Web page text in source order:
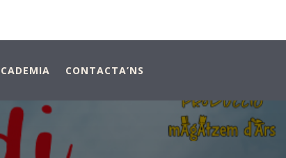
CONTACTA’NS